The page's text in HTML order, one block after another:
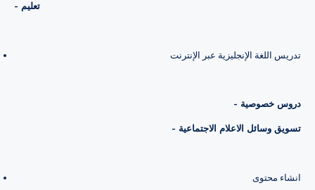
- تعليم
تدريس اللغة الإنجليزية عبر الإنترنت
- دروس خصوصية
- تسويق وسائل الاعلام الاجتماعية
انشاء محتوى